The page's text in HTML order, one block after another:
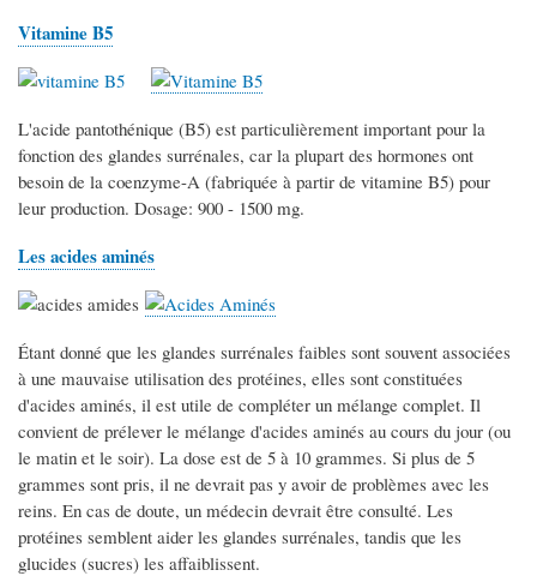
Vitamine B5
L'acide pantothénique (B5) est particulièrement important pour la
fonction des glandes surrénales, car la plupart des hormones ont
besoin de la coenzyme-A (fabriquée à partir de vitamine B5) pour
leur production. Dosage: 900 - 1500 mg.
Les acides aminés
Étant donné que les glandes surrénales faibles sont souvent associées
à une mauvaise utilisation des protéines, elles sont constituées
d'acides aminés, il est utile de compléter un mélange complet. Il
convient de prélever le mélange d'acides aminés au cours du jour (ou
le matin et le soir). La dose est de 5 à 10 grammes. Si plus de 5
grammes sont pris, il ne devrait pas y avoir de problèmes avec les
reins. En cas de doute, un médecin devrait être consulté. Les
protéines semblent aider les glandes surrénales, tandis que les
glucides (sucres) les affaiblissent.